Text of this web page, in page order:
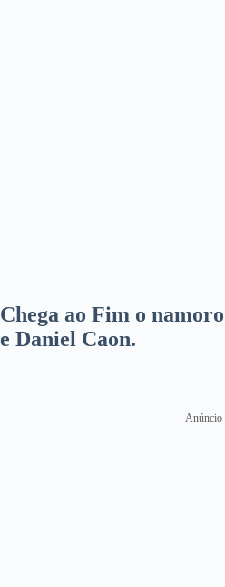
Chega ao Fim o
e Daniel Caon.
Anúncio